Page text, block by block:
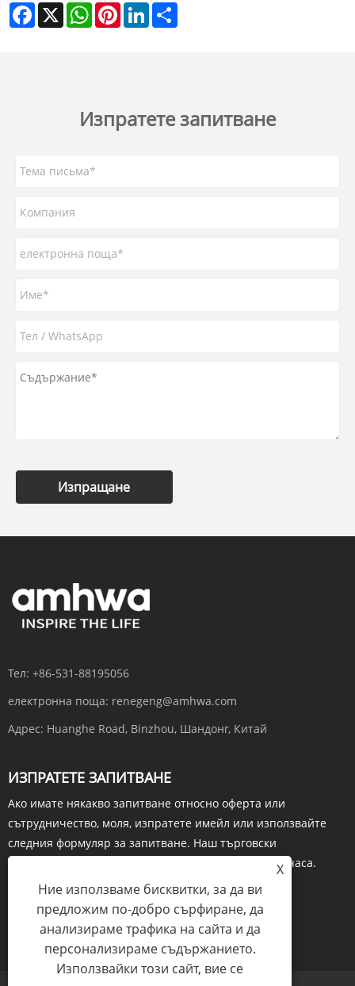
Facebook
X WhatsAppPinterestLinkedIn
Изпратете запитване
Изпращане
Тел: +86-531-88195056
електронна поща: renegeng@amhwa.com
Адрес: Huanghe Road, Binzhou, Шандонг, Китай
ИЗПРАТЕТЕ ЗАПИТВАНЕ
Ако имате някакво запитване относно оферта или
сътрудничество, моля, изпратете имейл или използвайте
следния формуляр за запитване. Наш търговски
представител ще се свърже с вас в рамките на 24 часа.
ЗАПИТВАНЕ СЕГА
X
Ние използваме бисквитки, за да ви
предложим по-добро сърфиране, да
анализираме трафика на сайта и да
персонализираме съдържанието.
Използвайки този сайт, вие се